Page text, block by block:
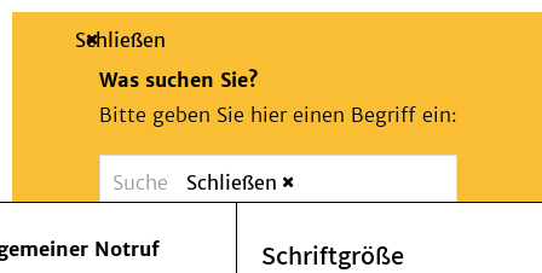
Suche
Schließen
Was suchen Sie?
Bitte geben Sie hier einen Begriff ein:
Suchen
Notfall
Schließen
Notruf
Schriftgröße
Patienten & Besucher